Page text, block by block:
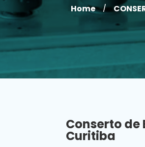
Home /
Conserto
Curitiba